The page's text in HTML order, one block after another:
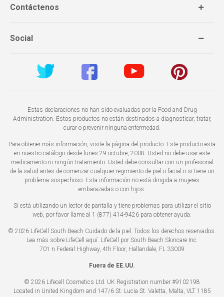
Contáctenos
Social
Estas declaraciones no han sido evaluadas por la Food and Drug
Administration. Estos productos no están destinados a diagnosticar, tratar,
curar o prevenir ninguna enfermedad.
Para obtener más información, visite la página del producto. Este producto esta
en nuestro catálogo desde lunes 29 octubre, 2008. Usted no debe usar este
medicamento ni ningún tratamiento. Usted debe consultar con un profesional
de la salud antes de comenzar cualquier regimiento de piel o facial o si tiene un
problema sospechoso. Esta información no está dirigida a mujeres
embarazadas o con hijos.
Si está utilizando un lector de pantalla y tiene problemas para utilizar el sitio
web, por favor llame al 1 (877) 414-9426 para obtener ayuda.
© 2026 LifeCell South Beach Cuidado de la piel. Todos los derechos reservados.
Lea más sobre LifeCell aquí. LifeCell por South Beach Skincare Inc.
701 n Federal Highway, 4th Floor, Hallandale, FL 33009
Fuera de EE.UU.
© 2026 Lifecell Cosmetics Ltd. UK Registration number #9102198
Located in United Kingdom and 147/6 St. Lucia St. Valetta, Malta, VLT 1185